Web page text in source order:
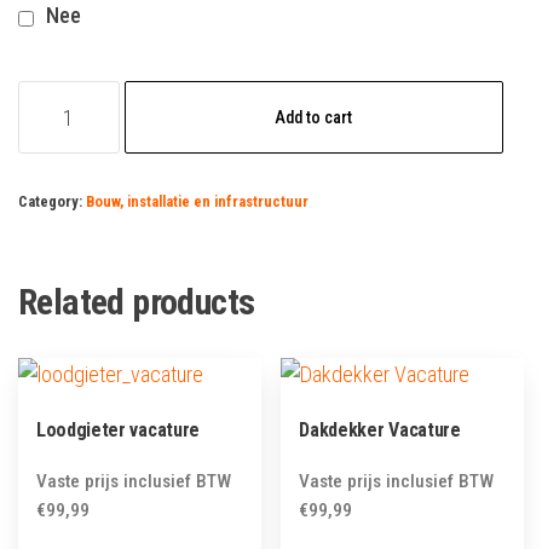
Nee
Tekenaar
Add to cart
Category: Bouw, installatie en infrastructuur
Related products
Loodgieter vacature
Vaste prijs inclusief BTW
€99,99
Dakdekker Vacature
Vaste prijs inclusief BTW
€99,99